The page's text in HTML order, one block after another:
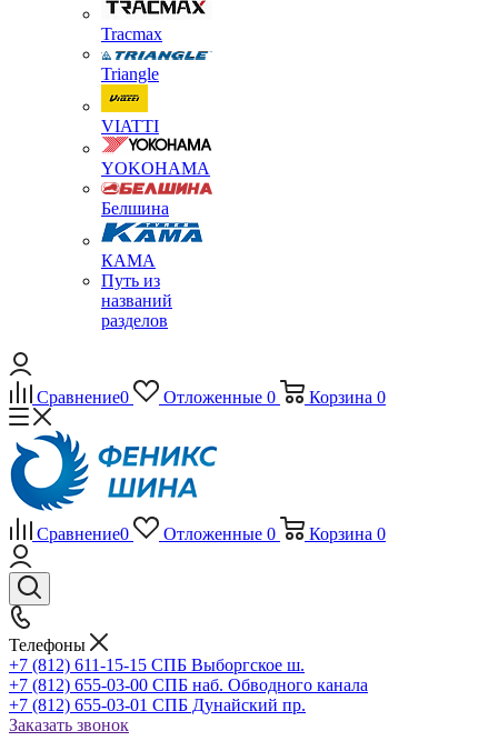
Tracmax
Triangle
VIATTI
YOKOHAMA
Белшина
КАМА
Путь из
названий
разделов
Сравнение0 Отложенные 0 Корзина 0
Сравнение0 Отложенные 0 Корзина 0
Телефоны
+7 (812) 611-15-15 СПБ Выборгское ш.
+7 (812) 655-03-00 СПБ наб. Обводного канала
+7 (812) 655-03-01 СПБ Дунайский пр.
Заказать звонок